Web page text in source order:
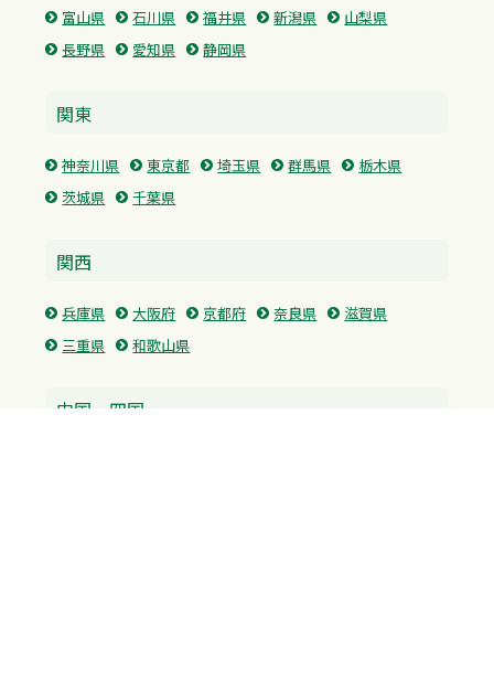
富山県 石川県 福井県 新潟県
山梨県
長野県
愛知県 静岡県
関東
神奈川県 東京都 埼玉県 群馬県
栃木県
茨城県
千葉県
関西
兵庫県 大阪府 京都府 奈良県
滋賀県
三重県
和歌山県
中国・四国